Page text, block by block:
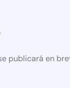
publicará en